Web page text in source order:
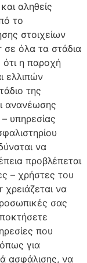
αληθείς
το
στοιχείων
σε όλα τα στάδια
ότι η παροχή
ελλιπών
της
ανανέωσης
υπηρεσίας
να
προβλέπεται
– χρήστες του
να
σας
που
για
ασφάλισης, να